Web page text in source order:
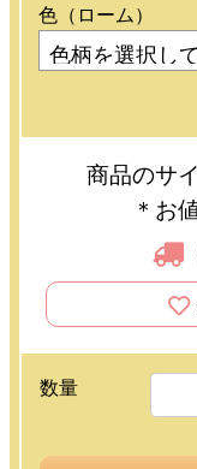
色（ローム）
商品のサ
＊お
数量